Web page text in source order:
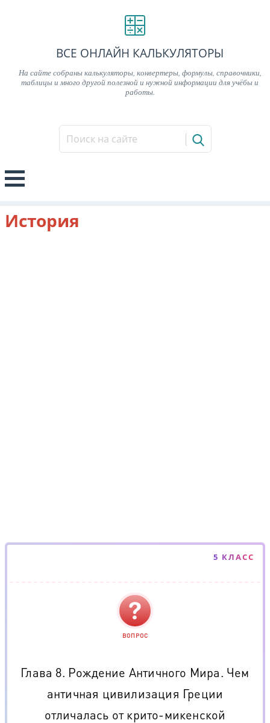
ВСЕ ОНЛАЙН КАЛЬКУЛЯТОРЫ
На сайте собраны калькуляторы, конвертеры, формулы, справочники,
таблицы и много другой полезной и нужной информации для учёбы и
работы.
История
5 КЛАСС
ВОПРОС
Глава 8. Рождение Античного Мира. Чем
античная цивилизация Греции
отличалась от крито-микенской